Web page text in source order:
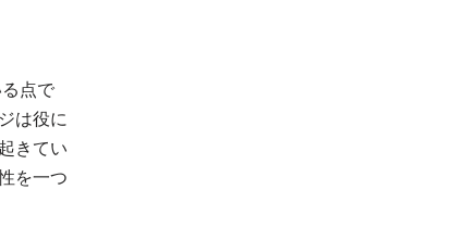
点で
は役に
きてい
を一つ